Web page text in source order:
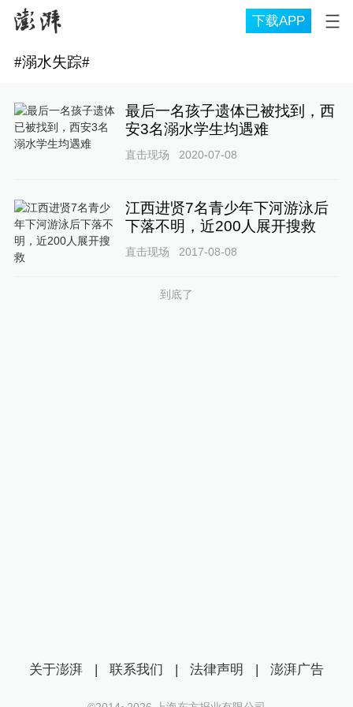
下载APP
#溺水失踪#
最后一名孩子遗体已被找到，西
安3名溺水学生均遇难
直击现场 2020-07-08
江西进贤7名青少年下河游泳后
下落不明，近200人展开搜救
直击现场 2017-08-08
到底了
关于澎湃 | 联系我们 | 法律声明 | 澎湃广告